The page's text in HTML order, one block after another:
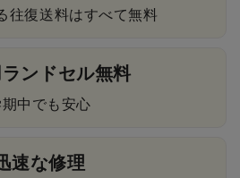
往復送料はすべて無料
ンドセル無料
中でも安心
速な修理